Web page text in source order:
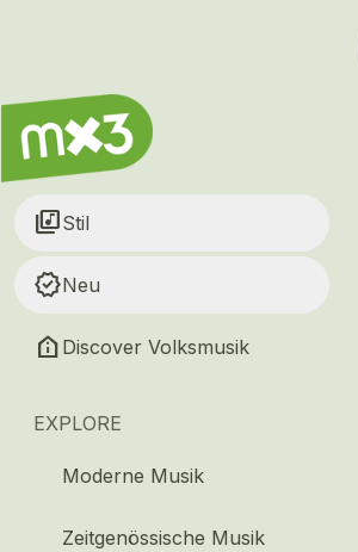
library_musicStil
new_releasesNeu
help_clinic Discover Volksmusik
EXPLORE
Moderne Musik
Zeitgenössische Musik